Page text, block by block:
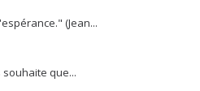
(Jean...
souhaite que...